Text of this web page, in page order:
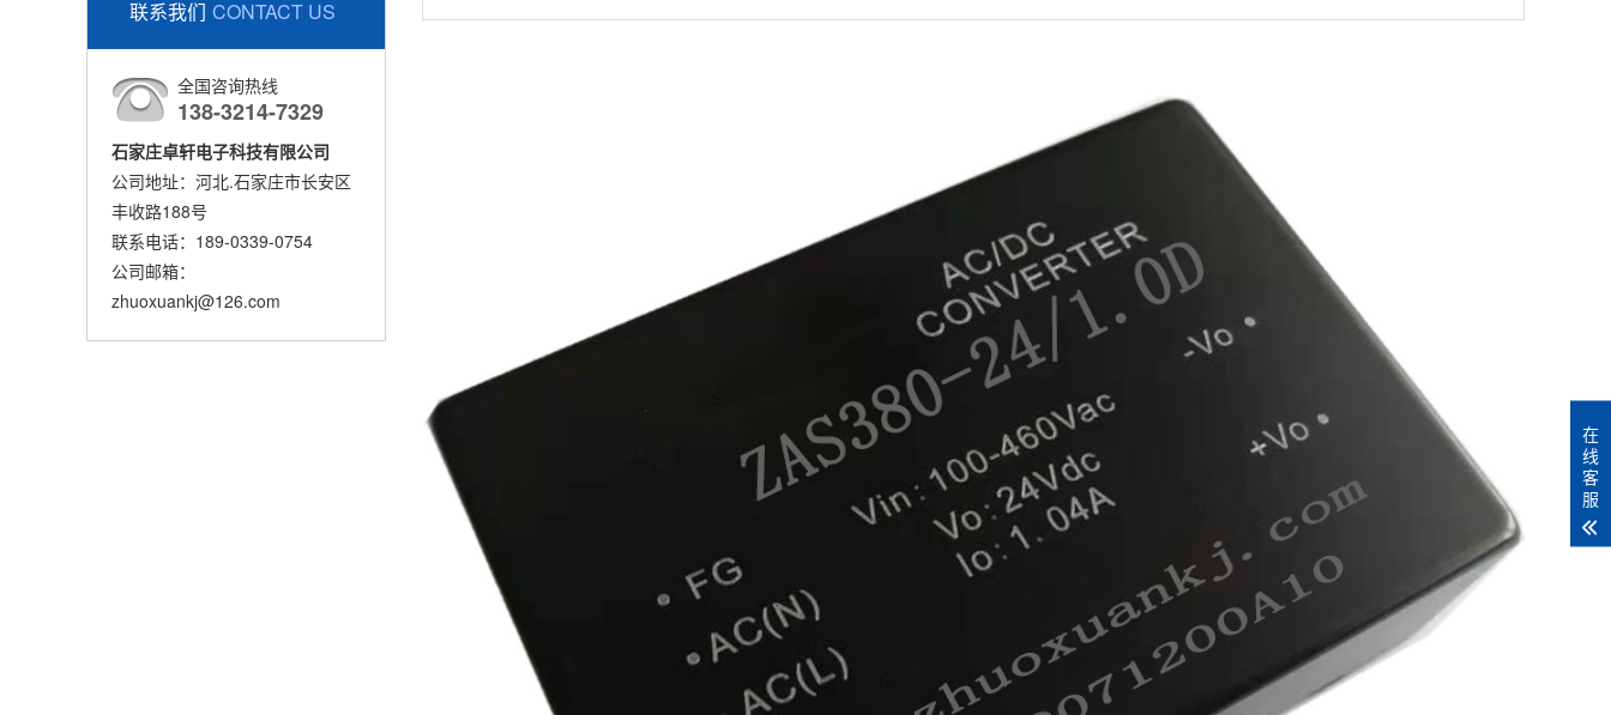
联系我们 CONTACT US
全国咨询热线
138-3214-7329
石家庄卓轩电子科技有限公司
公司地址：河北.石家庄市长安区
丰收路188号
联系电话：189-0339-0754
公司邮箱：
zhuoxuankj@126.com
在
线
客
服